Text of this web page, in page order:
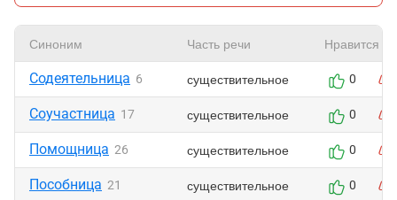
Синоним Часть речи Нравится
Содеятельница 6 существительное 0
Соучастница 17 существительное 0
Помощница 26 существительное 0
Пособница 21 существительное 0